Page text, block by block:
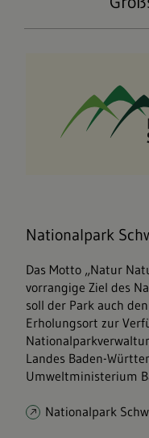
Nationalpark
Das Motto „Natur
vorrangige Ziel des
soll der Park auch
Erholungsort zur
Landes Baden-
Umweltministerium
Nationalpark